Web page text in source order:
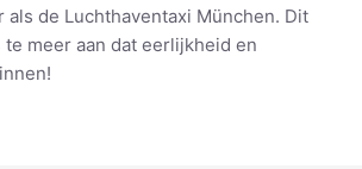
als de Luchthaventaxi München. Dit
meer aan dat eerlijkheid en